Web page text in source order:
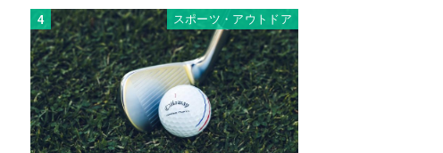
4 スポーツ・アウトドア